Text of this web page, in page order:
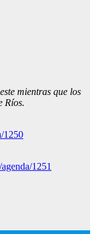
mientras que los
Ríos.
1250
1251